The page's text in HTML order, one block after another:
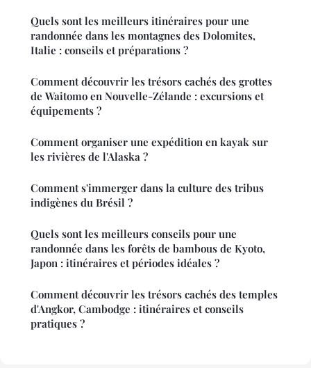
Quels sont les meilleurs itinéraires pour une
randonnée dans les montagnes des Dolomites,
Italie : conseils et préparations ?
Comment découvrir les trésors cachés des grottes
de Waitomo en Nouvelle-Zélande : excursions et
équipements ?
Comment organiser une expédition en kayak sur
les rivières de l'Alaska ?
Comment s'immerger dans la culture des tribus
indigènes du Brésil ?
Quels sont les meilleurs conseils pour une
randonnée dans les forêts de bambous de Kyoto,
Japon : itinéraires et périodes idéales ?
Comment découvrir les trésors cachés des temples
d'Angkor, Cambodge : itinéraires et conseils
pratiques ?